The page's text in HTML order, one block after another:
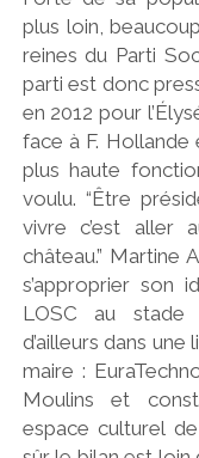
plus loin,
reines du Parti
parti est donc
en 2012 pour
face à F.
plus haute
voulu. “Être
vivre c’est aller
château.” Martine
s’approprier son
LOSC au stade
d’ailleurs dans
maire :
Moulins et
espace culturel